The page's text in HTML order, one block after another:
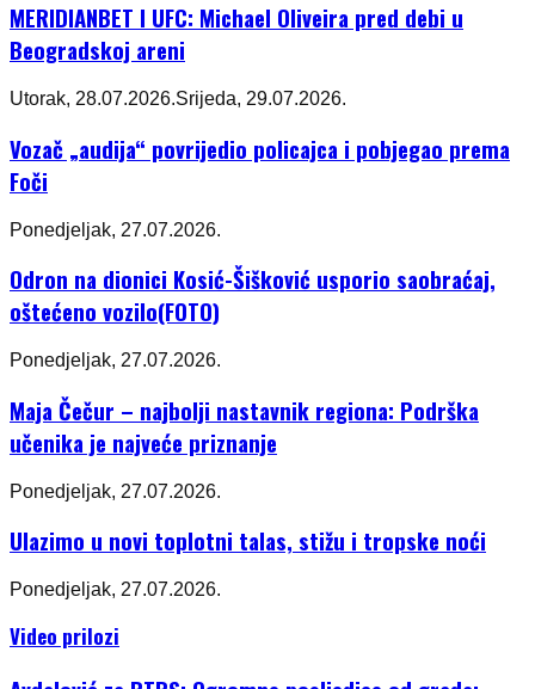
MERIDIANBET I UFC: Michael Oliveira pred debi u
Beogradskoj areni
Utorak, 28.07.2026.Srijeda, 29.07.2026.
Vozač „audija“ povrijedio policajca i pobjegao prema
Foči
Ponedjeljak, 27.07.2026.
Odron na dionici Kosić-Šišković usporio saobraćaj,
oštećeno vozilo(FOTO)
Ponedjeljak, 27.07.2026.
Maja Čečur – najbolji nastavnik regiona: Podrška
učenika je najveće priznanje
Ponedjeljak, 27.07.2026.
Ulazimo u novi toplotni talas, stižu i tropske noći
Ponedjeljak, 27.07.2026.
Video prilozi